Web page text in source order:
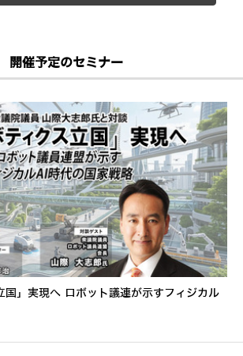
開催予定のセミナー
国」実現へ ロボット議連が示すフィジカル